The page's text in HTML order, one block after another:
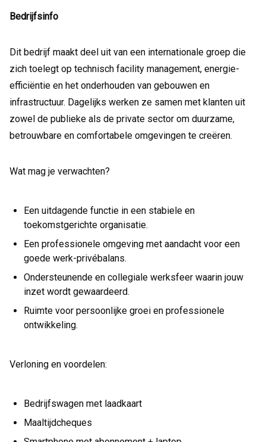
Bedrijfsinfo
Dit bedrijf maakt deel uit van een internationale groep die
zich toelegt op technisch facility management, energie-
efficiëntie en het onderhouden van gebouwen en
infrastructuur. Dagelijks werken ze samen met klanten uit
zowel de publieke als de private sector om duurzame,
betrouwbare en comfortabele omgevingen te creëren.
Wat mag je verwachten?
Een uitdagende functie in een stabiele en
toekomstgerichte organisatie.
Een professionele omgeving met aandacht voor een
goede werk-privébalans.
Ondersteunende en collegiale werksfeer waarin jouw
inzet wordt gewaardeerd.
Ruimte voor persoonlijke groei en professionele
ontwikkeling.
Verloning en voordelen:
Bedrijfswagen met laadkaart
Maaltijdcheques